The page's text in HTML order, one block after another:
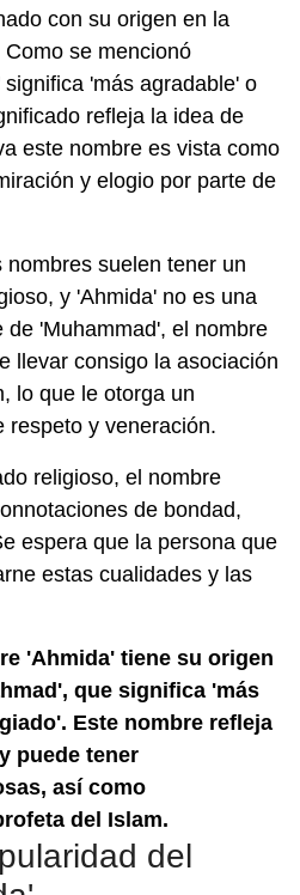
con su origen en la
se mencionó
'más agradable' o
refleja la idea de
este nombre es vista como
y elogio por parte de
suelen tener un
y 'Ahmida' no es una
de 'Muhammad', el nombre
llevar consigo la asociación
lo que le otorga un
respeto y veneración.
religioso, el nombre
de bondad,
espera que la persona que
estas cualidades y las
'Ahmida' tiene su origen
que significa 'más
Este nombre refleja
puede tener
así como
del Islam.
del